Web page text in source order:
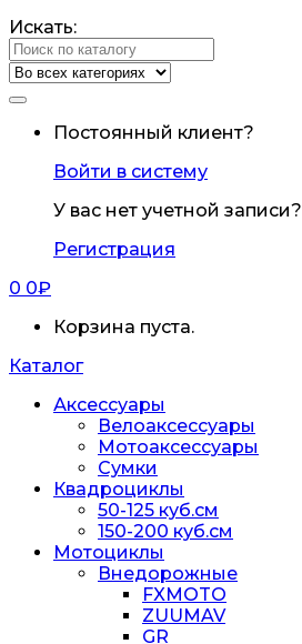
Искать:
Постоянный клиент?
Войти в систему
У вас нет учетной записи?
Регистрация
0 0₽
Корзина пуста.
Каталог
Аксессуары
Велоаксессуары
Мотоаксессуары
Сумки
Квадроциклы
50-125 куб.см
150-200 куб.см
Мотоциклы
Внедорожные
FXMOTO
ZUUMAV
GR